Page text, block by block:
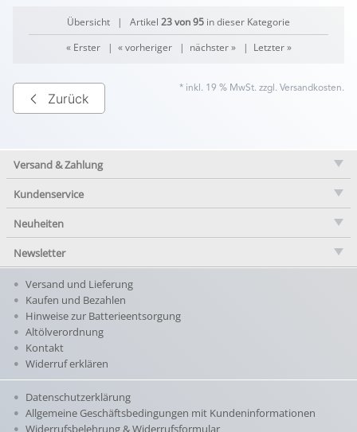
Übersicht | Artikel 23 von 95 in dieser Kategorie
« Erster| « vorheriger| nächster »| Letzter »
Zurück
* inkl. 19 % MwSt. zzgl. Versandkosten.
Versand & Zahlung
Kundenservice
Neuheiten
Newsletter
Versand und Lieferung
Kaufen und Bezahlen
Hinweise zur Batterieentsorgung
Altölverordnung
Kontakt
Widerruf erklären
Datenschutzerklärung
Allgemeine Geschäftsbedingungen mit Kundeninformationen
Widerrufsbelehrung & Widerrufsformular